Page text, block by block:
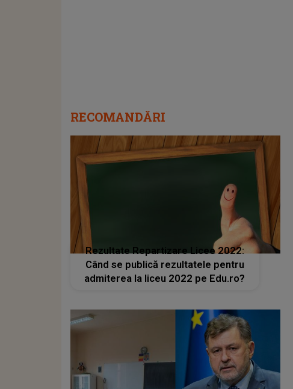
RECOMANDĂRI
Rezultate Repartizare Licee 2022:
Când se publică rezultatele pentru
admiterea la liceu 2022 pe Edu.ro?